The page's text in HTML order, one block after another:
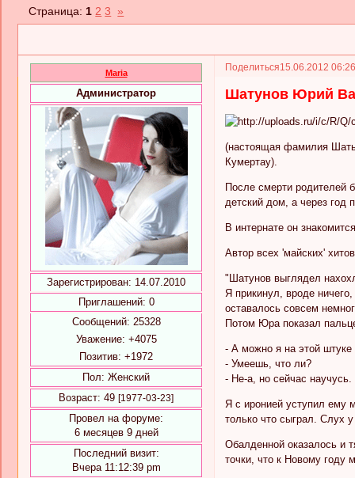
Страница:1 2 3 »
Поделиться15.06.2012
Maria
Администратор
Зарегистрирован: 14.07.2010
Приглашений: 0
Сообщений: 25328
Уважение: +4075
Позитив: +1972
Пол: Женский
Возраст: 49 [1977-03-23]
Провел на форуме:
6 месяцев 9 дней
Последний визит:
Вчера 11:12:39 pm
Шатунов Юрий
(настоящая фамилия
Кумертау).
После смерти родителей
детский дом, а через год
В интернате он
Автор всех 'майских'
"Шатунов выглядел
Я прикинул, вроде
оставалось совсем
Потом Юра показал
- А можно я на этой штуке
- Умеешь, что ли?
- Не-а, но сейчас научусь.
Я с иронией уступил ему
только что сыграл. Слух
Обалденной оказалось и
точки, что к Новому году